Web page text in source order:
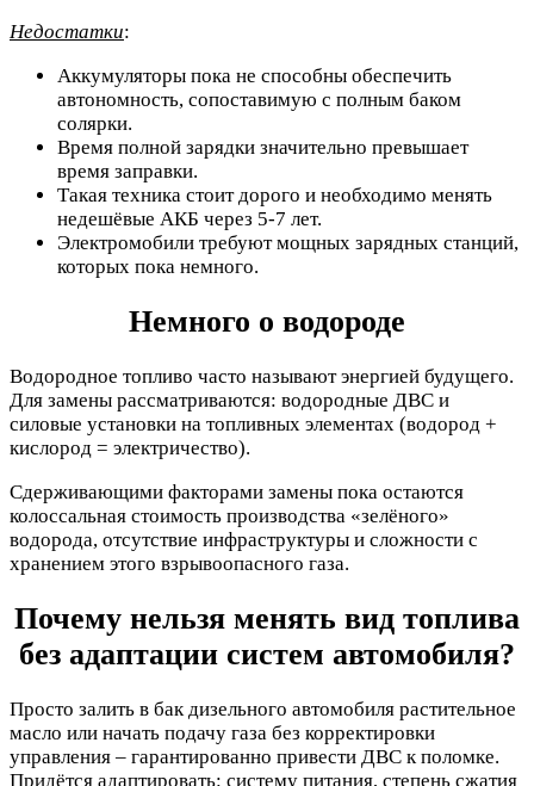
Недостатки:
Аккумуляторы пока не способны обеспечить
автономность, сопоставимую с полным баком
солярки.
Время полной зарядки значительно превышает
время заправки.
Такая техника стоит дорого и необходимо менять
недешёвые АКБ через 5-7 лет.
Электромобили требуют мощных зарядных станций,
которых пока немного.
Немного о водороде
Водородное топливо часто называют энергией будущего.
Для замены рассматриваются: водородные ДВС и
силовые установки на топливных элементах (водород +
кислород = электричество).
Сдерживающими факторами замены пока остаются
колоссальная стоимость производства «зелёного»
водорода, отсутствие инфраструктуры и сложности с
хранением этого взрывоопасного газа.
Почему нельзя менять вид топлива
без адаптации систем автомобиля?
Просто залить в бак дизельного автомобиля растительное
масло или начать подачу газа без корректировки
управления – гарантированно привести ДВС к поломке.
Придётся адаптировать: систему питания, степень сжатия